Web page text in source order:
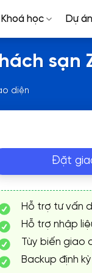
Khoá học Dự án
sạn
diện
Đặt
Hỗ trợ tư vấn
Hỗ trợ nhập
Tùy biến giao
Backup định